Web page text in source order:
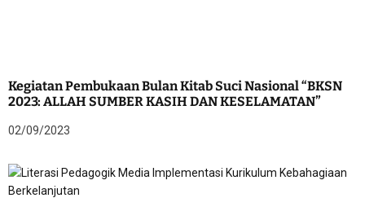
Kegiatan Pembukaan Bulan Kitab Suci Nasional “BKSN
2023: ALLAH SUMBER KASIH DAN KESELAMATAN”
02/09/2023